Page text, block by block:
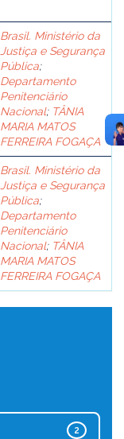
Brasil. Ministério da
Justiça e Segurança
Pública;
Departamento
Penitenciário
Nacional; TÂNIA
MARIA MATOS
FERREIRA FOGAÇA
Brasil. Ministério da
Justiça e Segurança
Pública;
Departamento
Penitenciário
Nacional; TÂNIA
MARIA MATOS
FERREIRA FOGAÇA
2